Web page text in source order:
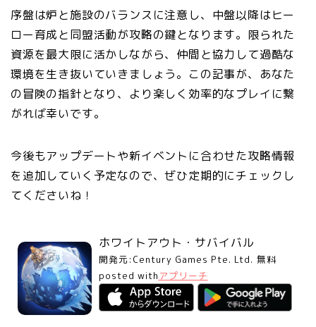
序盤は炉と施設のバランスに注意し、中盤以降はヒー
ロー育成と同盟活動が攻略の鍵となります。限られた
資源を最大限に活かしながら、仲間と協力して過酷な
環境を生き抜いていきましょう。この記事が、あなた
の冒険の指針となり、より楽しく効率的なプレイに繋
がれば幸いです。
今後もアップデートや新イベントに合わせた攻略情報
を追加していく予定なので、ぜひ定期的にチェックし
てくださいね！
ホワイトアウト・サバイバル
開発元: Century Games Pte. Ltd. 無料
posted with アプリーチ